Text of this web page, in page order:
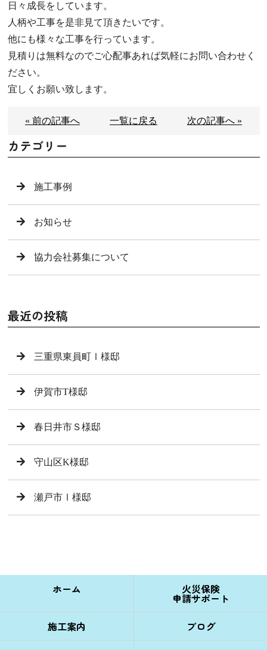
日々成長をしています。
人柄や工事を是非見て頂きたいです。
他にも様々な工事を行っています。
見積りは無料なのでご心配事あれば気軽にお問い合わせく
ださい。
宜しくお願い致します。
« 前の記事へ 一覧に戻る 次の記事へ »
カテゴリー
施工事例
お知らせ
協力会社募集について
最近の投稿
三重県東員町Ⅰ様邸
伊賀市T様邸
春日井市Ｓ様邸
守山区K様邸
瀬戸市Ⅰ様邸
ホーム 火災保険
申請サポート
施工案内
ブログ